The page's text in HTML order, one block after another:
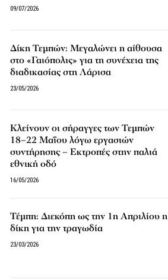
09/07/2026
Δίκη Τεμπών: Μεγαλώνει η αίθουσα
στο «Γαιόπολις» για τη συνέχεια της
διαδικασίας στη Λάρισα
23/05/2026
Κλείνουν οι σήραγγες των Τεμπών
18–22 Μαΐου λόγω εργασιών
συντήρησης – Εκτροπές στην παλιά
εθνική οδό
16/05/2026
Τέμπη: Διεκόπη ως την 1η Απριλίου η
δίκη για την τραγωδία
23/03/2026